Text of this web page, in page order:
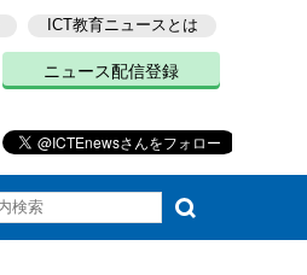
ICT教育ニュースとは
ニュース配信登録